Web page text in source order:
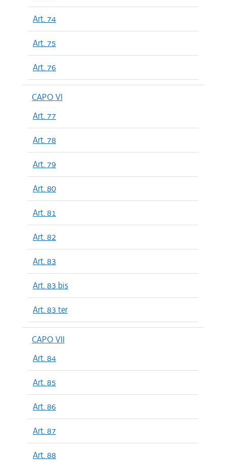
Art. 74
Art. 75
Art. 76
CAPO VI
Art. 77
Art. 78
Art. 79
Art. 80
Art. 81
Art. 82
Art. 83
Art. 83 bis
Art. 83 ter
CAPO VII
Art. 84
Art. 85
Art. 86
Art. 87
Art. 88